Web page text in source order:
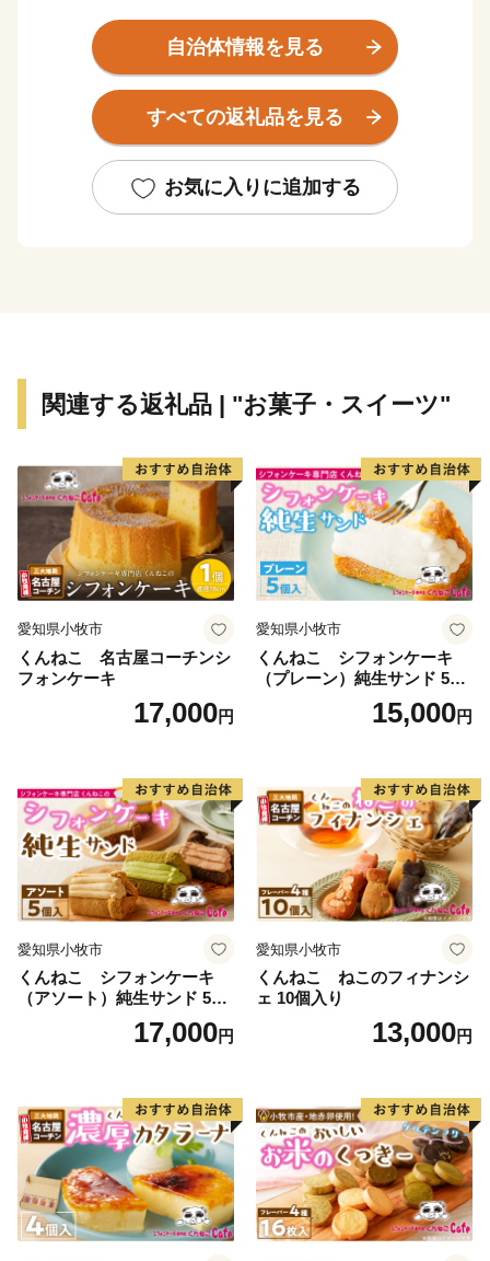
などの栽培が盛んに行われている都市と自然の調和がと
れたまちです。
四季折々の変化も豊かで、春は秋津川の桜、夏は蛍、秋
は紅葉と美しい景観があふれています。
熊本の空と陸の玄関口へお越しになってみませんか。
自治体情報を見る
すべての返礼品を見る
お気に入りに追加する
関連する返礼品 | "お菓子・スイーツ"
愛知県小牧市
くんねこ 名古屋コーチンシ
フォンケーキ
17,000円
愛知県小牧市
くんねこ シフォンケーキ
（プレーン）純生サンド 5個
15,000円
愛知県小牧市
くんねこ シフォンケーキ
（アソート）純生サンド 5個
17,000円
愛知県小牧市
くんねこ ねこのフィナンシ
ェ 10個入り
13,000円